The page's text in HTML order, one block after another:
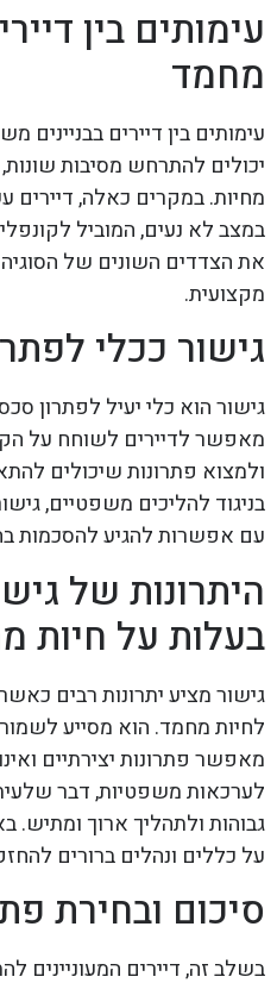
עימותים בין
מחמד
עימותים בין דיירים בבניינים
יכולים להתרחש מסיבות
מחיות. במקרים כאלה, דיירים
במצב לא נעים, המוביל
את הצדדים השונים של
מקצועית.
גישור ככלי
גישור הוא כלי יעיל לפתרון
מאפשר לדיירים לשוחח על
ולמצוא פתרונות שיכולים
בניגוד להליכים משפטיים,
עם אפשרות להגיע להסכמות
היתרונות של
בעלות על חיות
גישור מציע יתרונות רבים
לחיות מחמד. הוא מסייע לשמור
מאפשר פתרונות יצירתיים
לערכאות משפטיות, דבר
גבוהות ולתהליך ארוך ומתיש.
על כללים ונהלים ברורים
סיכום ובחירת
בשלב זה, דיירים המעוניינים